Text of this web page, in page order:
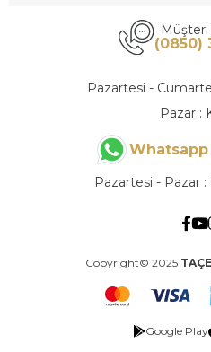
(0850)
Pazartesi -
Pazar :
Whatsapp
Pazartesi - Pazar
Copyright© 2025
Google Play